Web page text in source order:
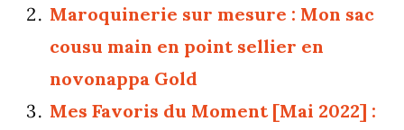
Maroquinerie sur mesure : Mon sac
cousu main en point sellier en
novonappa Gold
Mes Favoris du Moment [Mai 2022] :